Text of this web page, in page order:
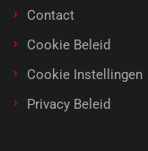
Contact
Cookie Beleid
Cookie Instellingen
Privacy Beleid